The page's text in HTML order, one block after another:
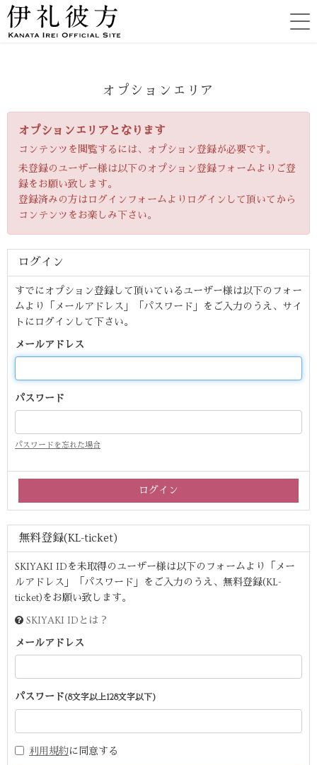
オプションエリア
オプションエリアとなります
コンテンツを閲覧するには、オプション登録が必要です。
未登録のユーザー様は以下のオプション登録フォームよりご登
録をお願い致します。
登録済みの方はログインフォームよりログインして頂いてから
コンテンツをお楽しみ下さい。
ログイン
すでにオプション登録して頂いているユーザー様は以下のフォー
ムより「メールアドレス」「パスワード」をご入力のうえ、サイ
トにログインして下さい。
メールアドレス
パスワード
パスワードを忘れた場合
無料登録(KL-ticket)
SKIYAKI IDを未取得のユーザー様は以下のフォームより「メー
ルアドレス」「パスワード」をご入力のうえ、無料登録(KL-
ticket)をお願い致します。
SKIYAKI IDとは？
メールアドレス
パスワード(8文字以上128文字以下)
利用規約に同意する